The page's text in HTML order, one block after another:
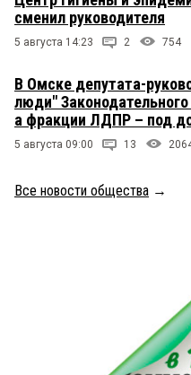
сменил руководителя
5 августа 14:23 2 754
В Омске депутата-
люди"
а фракции ЛДПР – под
5 августа 09:00 13
Все новости общества →